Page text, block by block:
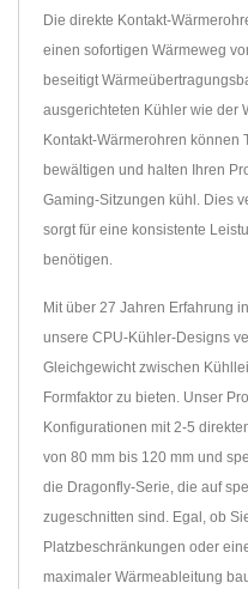
Die direkte Kontakt-
einen sofortigen Wärmeweg
beseitigt
ausgerichteten Kühler wie der
Kontakt-Wärmerohren können
bewältigen und halten Ihren
Gaming-Sitzungen kühl. Dies
sorgt für eine konsistente
benötigen.
Mit über 27 Jahren Erfahrung
unsere CPU-Kühler-Designs
Gleichgewicht zwischen
Formfaktor zu bieten. Unser
Konfigurationen mit 2-5
von 80 mm bis 120 mm und
die Dragonfly-Serie, die auf
zugeschnitten sind. Egal, ob
Platzbeschränkungen oder
maximaler Wärmeableitung